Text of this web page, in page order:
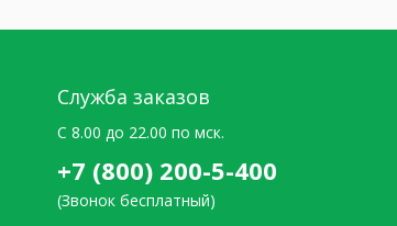
Служба заказов
C 8.00 до 22.00 по мск.
+7 (800) 200-5-400
(Звонок бесплатный)